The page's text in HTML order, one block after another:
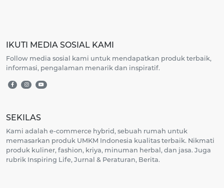
IKUTI MEDIA SOSIAL KAMI
Follow media sosial kami untuk mendapatkan produk terbaik,
informasi, pengalaman menarik dan inspiratif.
SEKILAS
Kami adalah e-commerce hybrid, sebuah rumah untuk
memasarkan produk UMKM Indonesia kualitas terbaik. Nikmati
produk kuliner, fashion, kriya, minuman herbal, dan jasa. Juga
rubrik Inspiring Life, Jurnal & Peraturan, Berita.